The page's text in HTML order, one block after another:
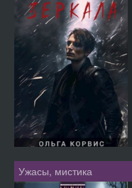
Ужасы, мистика